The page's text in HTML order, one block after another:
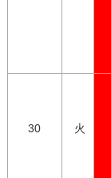
30 火